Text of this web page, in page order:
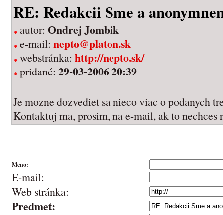
RE: Redakcii Sme a
autor: Ondrej Jombik
e-mail: nepto@platon.sk
webstránka: http://nepto.sk/
pridané: 29-03-2006 20:39
Je mozne dozvediet sa nieco viac o podanych
Kontaktuj ma, prosim, na e-mail, ak to nechces
Meno:
E-mail:
Web stránka:
Predmet: